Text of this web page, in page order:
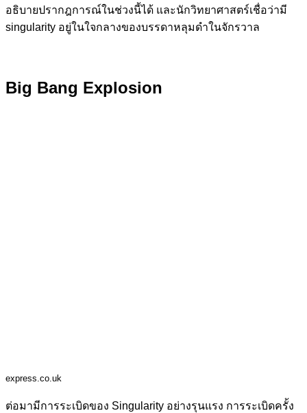
อธิบายปรากฎการณ์ในช่วงนี้ได้ และนักวิทยาศาสตร์เชื่อว่ามี
singularity อยู่ในใจกลางของบรรดาหลุมดำในจักรวาล
Big Bang Explosion
express.co.uk
ต่อมามีการระเบิดของ Singularity อย่างรุนแรง การระเบิดครั้ง